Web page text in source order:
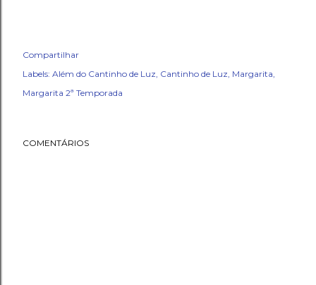
Compartilhar
Labels: Além do Cantinho de Luz Cantinho de Luz Margarita
Margarita 2ª Temporada
COMENTÁRIOS